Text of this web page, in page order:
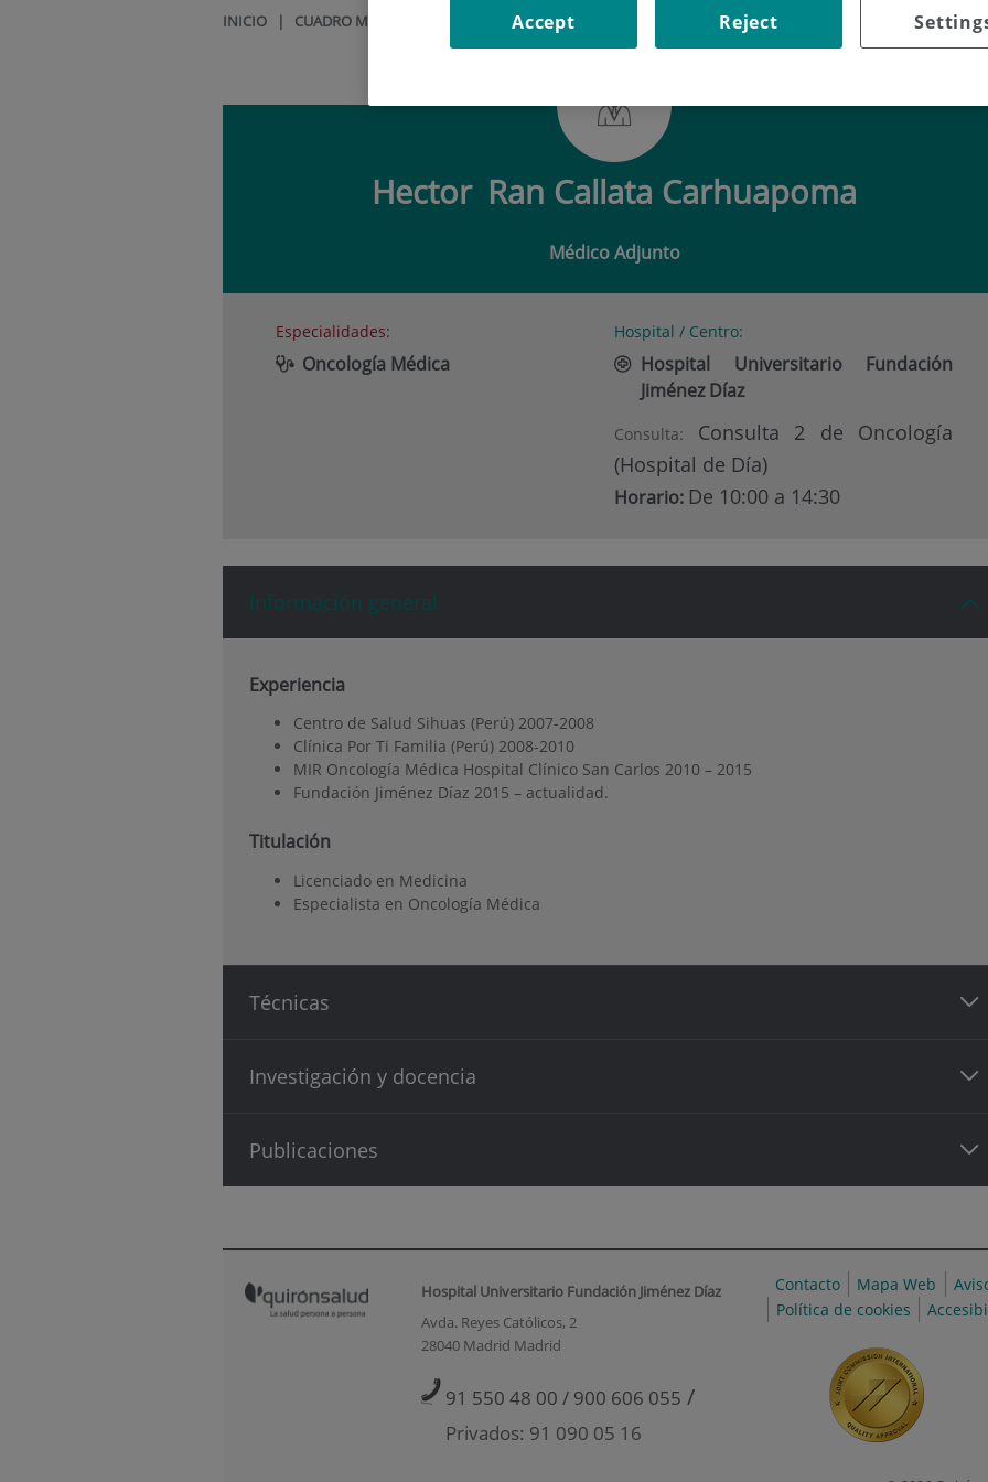
INICIO | CUADRO MÉDICO HECTOR RAN CALLATA CARHUAPOMA
Hector Ran Callata Carhuapoma
Médico Adjunto
Especialidades:
Oncología Médica
Hospital / Centro:
Hospital Universitario Fundación
Jiménez Díaz
Consulta: Consulta 2 de Oncología
(Hospital de Día)
Horario: De 10:00 a 14:30
Información general
Experiencia
Centro de Salud Sihuas (Perú) 2007-2008
Clínica Por Ti Familia (Perú) 2008-2010
MIR Oncología Médica Hospital Clínico San Carlos 2010 – 2015
Fundación Jiménez Díaz 2015 – actualidad.
Titulación
Licenciado en Medicina
Especialista en Oncología Médica
Técnicas
Investigación y docencia
Publicaciones
Hospital Universitario Fundación Jiménez Díaz
Avda. Reyes Católicos, 2
28040 Madrid Madrid
91 550 48 00 / 900 606 055 /
Privados: 91 090 05 16
Contacto Mapa Web
Política de cookies
Reject
Accept